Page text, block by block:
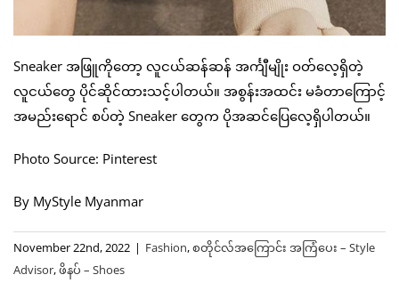
Sneaker အဖြူကိုတော့ လူငယ်ဆန်ဆန် အင်္ကျီမျိုး ဝတ်လေ့ရှိတဲ့
လူငယ်တွေ ပိုင်ဆိုင်ထားသင့်ပါတယ်။ အစွန်းအထင်း မခံတာကြောင့်
အမည်းရောင် စပ်တဲ့ Sneaker တွေက ပိုအဆင်ပြေလေ့ရှိပါတယ်။
Photo Source: Pinterest
By MyStyle Myanmar
November 22nd, 2022 | Fashion,စတိုင်လ်အကြောင်း အကြံပေး – Style
Advisor,ဖိနပ် – Shoes